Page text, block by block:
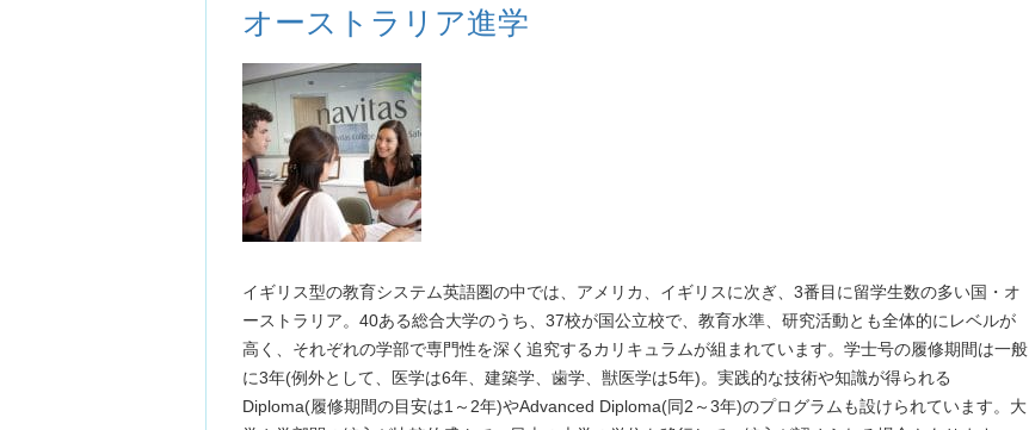
オーストラリア進学
イギリス型の教育システム英語圏の中では、アメリカ、イギリスに次ぎ、3番目に留学生数の多い国・オ
ーストラリア。40ある総合大学のうち、37校が国公立校で、教育水準、研究活動とも全体的にレベルが
高く、それぞれの学部で専門性を深く追究するカリキュラムが組まれています。学士号の履修期間は一般
に3年(例外として、医学は6年、建築学、歯学、獣医学は5年)。実践的な技術や知識が得られる
Diploma(履修期間の目安は1～2年)やAdvanced Diploma(同2～3年)のプログラムも設けられています。大